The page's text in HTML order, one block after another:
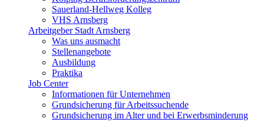
Sauerland-Hellweg Kolleg
VHS Arnsberg
Arbeitgeber Stadt Arnsberg
Was uns ausmacht
Stellenangebote
Ausbildung
Praktika
Job Center
Informationen für Unternehmen
Grundsicherung für Arbeitssuchende
Grundsicherung im Alter und bei Erwerbsminderung